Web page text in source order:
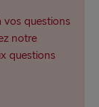
vos questions
notre
questions